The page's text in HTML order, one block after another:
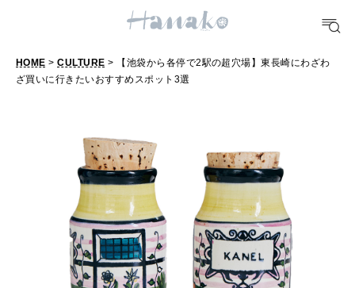
FORTUNE
[12星座別] Monthly Love Holoscope
女神まり愛のタロットメッセージ
算命学がわかる今月のあなた
HEALTH
自分にやさしく
LEARN
知る、考える
【
HOME >CULTURE > 【池袋から各停で2駅の超穴場】東長崎にわざわ
ざ買いに行きたいおすすめスポット3選